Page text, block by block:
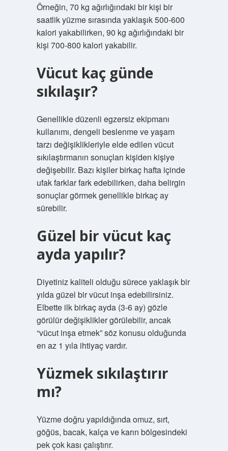
Örneğin, 70 kg ağırlığındaki bir kişi bir
saatlik yüzme sırasında yaklaşık 500-600
kalori yakabilirken, 90 kg ağırlığındaki bir
kişi 700-800 kalori yakabilir.
Vücut kaç günde
sıkılaşır?
Genellikle düzenli egzersiz ekipmanı
kullanımı, dengeli beslenme ve yaşam
tarzı değişiklikleriyle elde edilen vücut
sıkılaştırmanın sonuçları kişiden kişiye
değişebilir. Bazı kişiler birkaç hafta içinde
ufak farklar fark edebilirken, daha belirgin
sonuçlar görmek genellikle birkaç ay
sürebilir.
Güzel bir vücut kaç
ayda yapılır?
Diyetiniz kaliteli olduğu sürece yaklaşık bir
yılda güzel bir vücut inşa edebilirsiniz.
Elbette ilk birkaç ayda (3-6 ay) gözle
görülür değişiklikler görülebilir, ancak
“vücut inşa etmek” söz konusu olduğunda
en az 1 yıla ihtiyaç vardır.
Yüzmek sıkılaştırır
mı?
Yüzme doğru yapıldığında omuz, sırt,
göğüs, bacak, kalça ve karın bölgesindeki
pek çok kası çalıştırır.